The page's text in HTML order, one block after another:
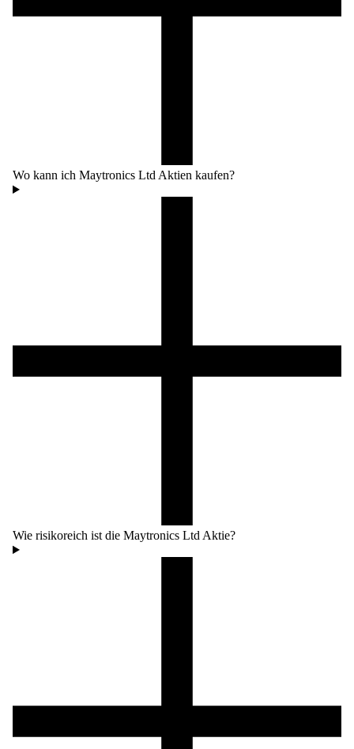
Wo kann ich Maytronics Ltd Aktien kaufen?
Wie risikoreich ist die Maytronics Ltd Aktie?